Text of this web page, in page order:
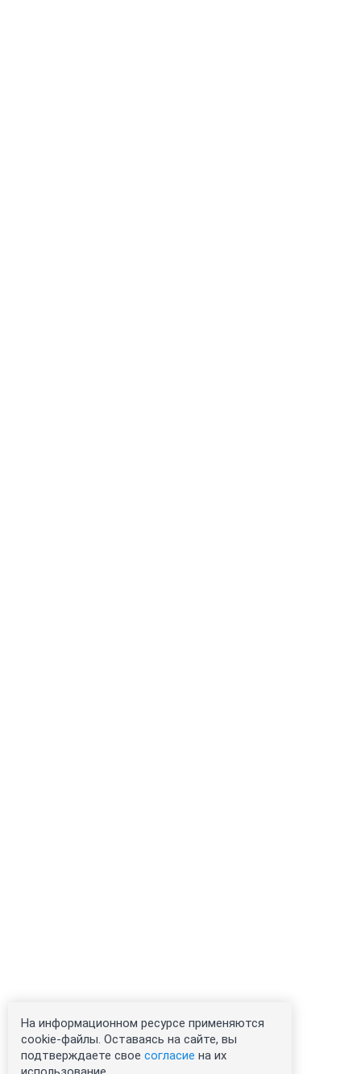
На информационном ресурсе применяются
cookie-файлы. Оставаясь на сайте, вы
подтверждаете свое согласие на их